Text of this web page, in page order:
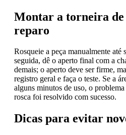
Montar a torneira de
reparo
Rosqueie a peça manualmente até
seguida, dê o aperto final com a
demais; o aperto deve ser firme,
registro geral e faça o teste. Se a
alguns minutos de uso, o
rosca foi resolvido com sucesso.
Dicas para evitar